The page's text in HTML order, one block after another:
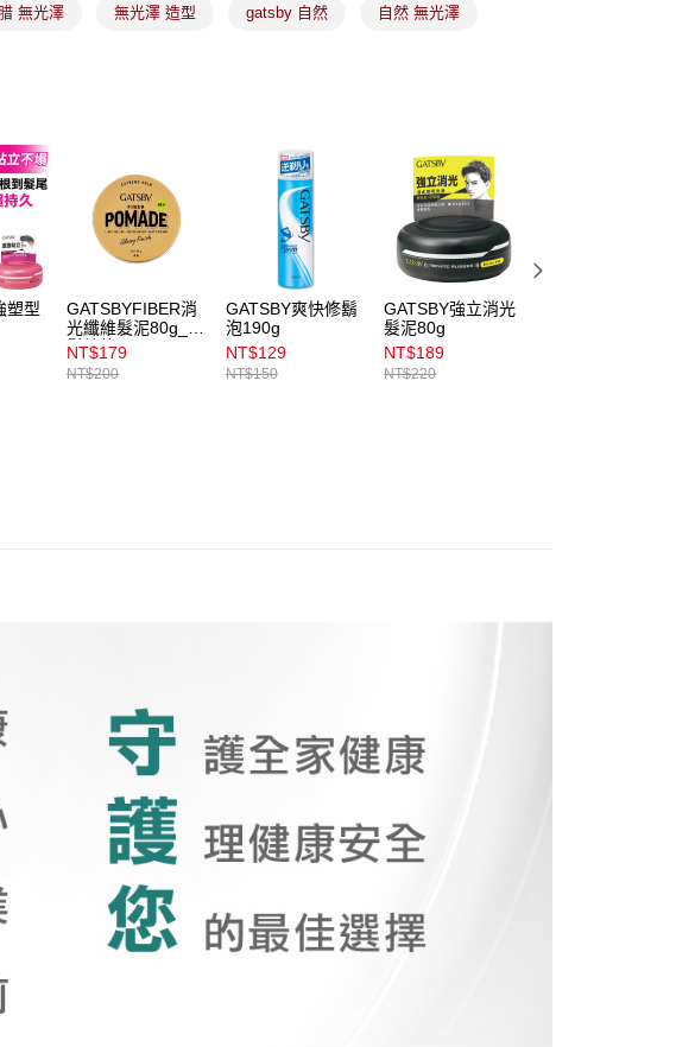
完成交易。
1.分期款項不併入電信帳單，「大哥付你分期」於每月結算日後寄送繳費提
醒簡訊。
2.透過簡訊連結打開帳單後，可選擇「超商條碼／台灣大直營門市／銀行轉
帳／街口支付／iPASS MONEY」等通路繳費。
【注意事項】
1.本服務係由「台灣大哥大股份有限公司」（以下簡稱本公司）所提供，讓
用戶於交易時，得透過本服務購買商品或服務，並由商店將買賣／分期付
款買賣價金債權讓與本公司後，依約使用本公司帳單繳交帳款。
2.基於同意付款使用「大哥付你分期」之契約關係目的，商店將以您的個人
資料（包含姓名、電話或地址）提供予台灣大哥大進項蒐集、處理及利
用，由本公司與您本人進行分期帳單所需資料之確認、核對及更正。
每筆NT$100，滿NT$899(含以上)免運費
7-11取貨付款
每筆NT$100，滿NT$899(含以上)免運費
付款後7-11取貨
每筆NT$100，滿NT$899(含以上)免運費
宅配
無光澤 無光澤 造型 gatsby 自然 自然 無光澤
塑型
GATSBYFIBER消
光纖維髮泥80g_蓬
鬆線條
NT$179
NT$200
GATSBY爽快修鬍
泡190g
NT$129
NT$150
GATSBY強立消光
髮泥80g
NT$189
NT$220